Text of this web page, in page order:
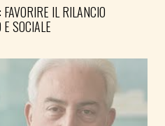
IL RILANCIO
E SOCIALE